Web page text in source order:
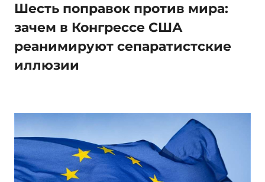
Шесть поправок против мира:
зачем в Конгрессе США
реанимируют сепаратистские
иллюзии